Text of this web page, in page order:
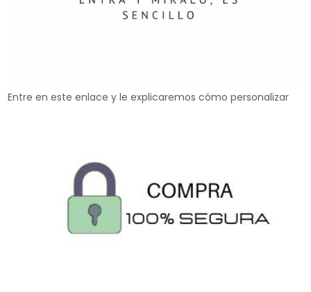
Entre en este enlace y le explicaremos cómo personalizar